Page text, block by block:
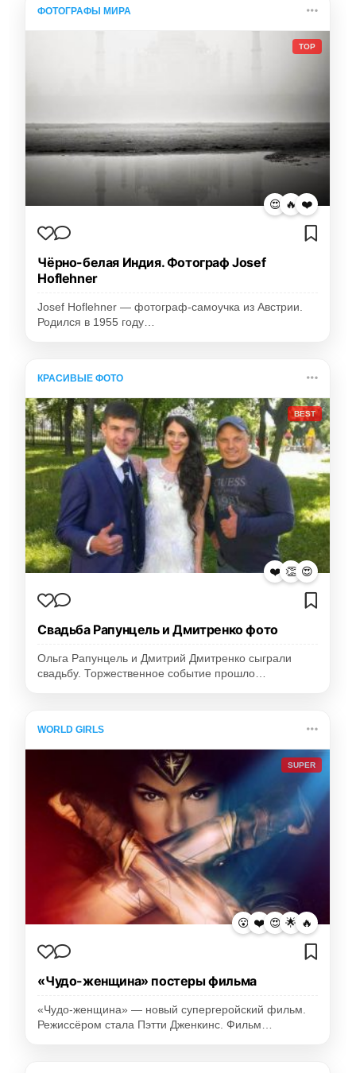
ФОТОГРАФЫ МИРА
TOP
😍 🔥 ❤️
Чёрно-белая Индия. Фотограф Josef
Hoflehner
Josef Hoflehner — фотограф-самоучка из Австрии.
Родился в 1955 году…
КРАСИВЫЕ ФОТО
BEST
❤️ 👏 😍
Свадьба Рапунцель и Дмитренко фото
Ольга Рапунцель и Дмитрий Дмитренко сыграли
свадьбу. Торжественное событие прошло…
WORLD GIRLS
SUPER
😮 ❤️ 😍 🌟 🔥
«Чудо-женщина» постеры фильма
«Чудо-женщина» — новый супергеройский фильм.
Режиссёром стала Пэтти Дженкинс. Фильм…